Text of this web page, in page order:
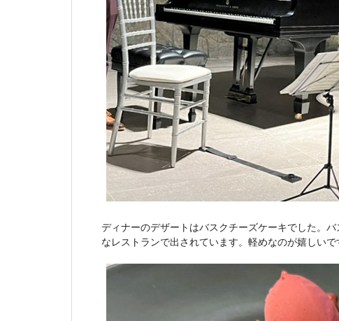
ディナーのデザートはバスクチーズケーキでした。
なレストランで出されています。軽めなのが嬉しいで